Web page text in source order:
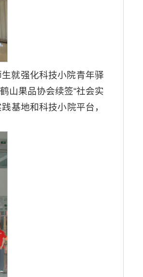
就强化科技小院青年驿
山果品协会续签“社会实
基地和科技小院平台，